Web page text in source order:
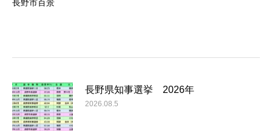
長野市百景
長野県知事選挙 2026年
2026.08.5